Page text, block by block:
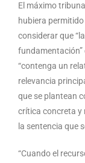
El máximo
hubiera
considerar que
fundamentación”
“contenga un
relevancia
que se plantean
crítica concreta y
la sentencia que
“Cuando el